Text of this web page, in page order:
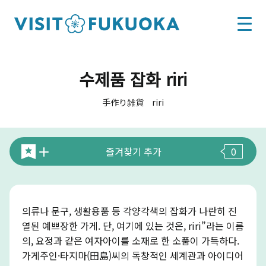
수제품 잡화 riri
手作り雑貨 riri
즐겨찾기 추가 0
의류나 문구, 생활용품 등 각양각색의 잡화가 나란히 진
열된 예쁘장한 가게. 단, 여기에 있는 것은, riri”라는 이름
의, 요정과 같은 여자아이를 소재로 한 소품이 가득하다.
가게주인·타지마(田島)씨의 독창적인 세계관과 아이디어